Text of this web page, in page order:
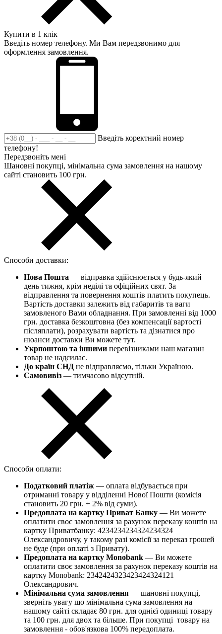
Купити в 1 клік
Введіть номер телефону. Ми Вам передзвонимо для
оформлення замовлення.
Введіть коректний номер
телефону!
Передзвоніть мені
Шановні покупці, мінімальна сума замовлення на нашому
сайті становить 100 грн.
Способи доставки:
Нова Пошта — відправка здійснюється у будь-який
день тижня, крім неділі та офіційних свят. За
відправлення та повернення коштів платить покупець.
Вартість доставки залежить від габаритів та ваги
замовленого Вами обладнання. При замовленні від 1000
грн. доставка безкоштовна (без компенсації вартості
післяплати), розрахувати вартість та дізнатися про
нюанси доставки Ви можете тут.
Укрпоштою та іншими перевізниками наш магазин
товар не надсилає.
До країн СНД не відправляємо, тільки Україною.
Самовивіз — тимчасово відсутній.
Способи оплати:
Податковий платіж — оплата відбувається при
отриманні товару у відділенні Нової Пошти (комісія
становить 20 грн. + 2% від суми).
Предоплата на картку Приват Банку — Ви можете
оплатити своє замовлення за рахунок переказу коштів на
картку Приватбанку: 4234234234324234324
Олександровичу, у такому разі комісії за переказ грошей
не буде (при оплаті з Привату).
Предоплата на картку Monobank — Ви можете
оплатити своє замовлення за рахунок переказу коштів на
картку Monobank: 2342424323423424324121
Олександрович.
Мінімальна сума замовлення — шановні покупці,
зверніть увагу що мінімальна сума замовлення на
нашому сайті складає 80 грн. для однієї одиниці товару
та 100 грн. для двох та більше. При покупці товару на
замовлення - обов'язкова 100% передоплата.